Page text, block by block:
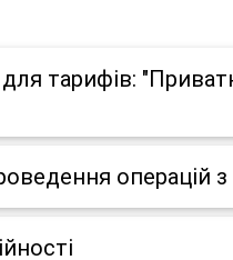
тарифів:
операцій